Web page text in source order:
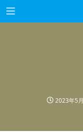
2023年5